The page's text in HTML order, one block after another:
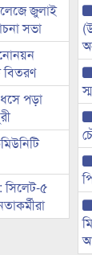
জুলাই
সভা
বিতরণ
ধসে পড়া
সিলেট-৫